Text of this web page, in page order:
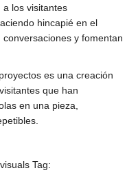
los visitantes
hincapié en el
y fomentan
es una creación
que han
en una pieza,
Tag: